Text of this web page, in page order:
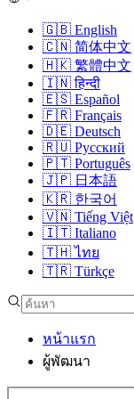
🇬🇧 English
🇨🇳 简体中文
🇭🇰 繁體中文
🇮🇳 हिन्दी
🇪🇸 Español
🇫🇷 Français
🇩🇪 Deutsch
🇷🇺 Русский
🇵🇹 Português
🇯🇵 日本語
🇰🇷 한국어
🇻🇳 Tiếng Việt
🇮🇹 Italiano
🇹🇭 ไทย
🇹🇷 Türkçe
หน้าแรก
ผู้พัฒนา